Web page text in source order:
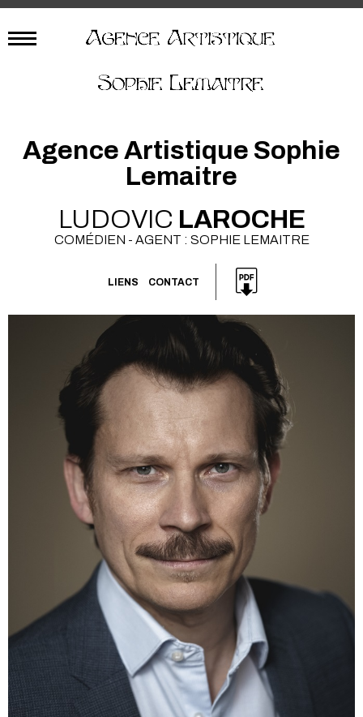
Agence Artistique Sophie
Lemaitre
LUDOVIC LAROCHE
COMÉDIEN - AGENT : SOPHIE LEMAITRE
LIENS CONTACT